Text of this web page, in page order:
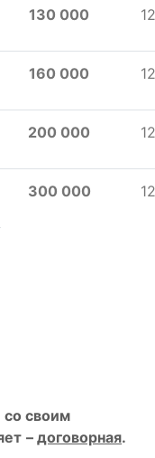
130 000
160 000
200 000
300 000
со своим
– договорная.